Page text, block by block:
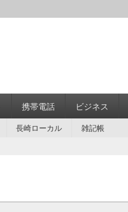
携帯電話 ビジネス
長崎ローカル 雑記帳